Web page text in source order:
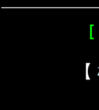
【